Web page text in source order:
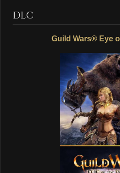
DLC
Guild Wars® Eye